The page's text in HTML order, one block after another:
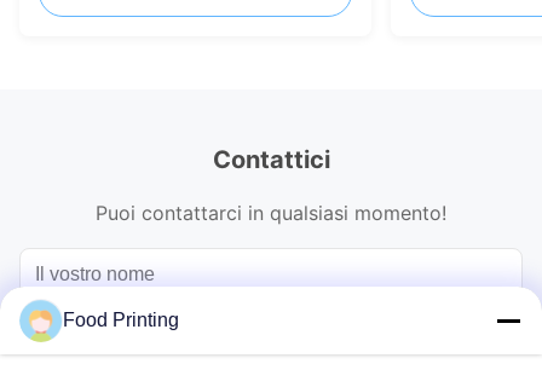
Contattici
Puoi contattarci in qualsiasi momento!
Food Printing